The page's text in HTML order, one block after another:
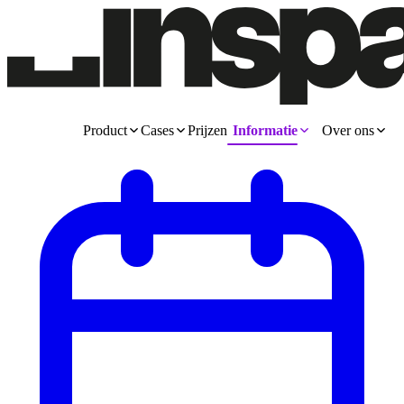
Product Cases Prijzen Informatie Over ons